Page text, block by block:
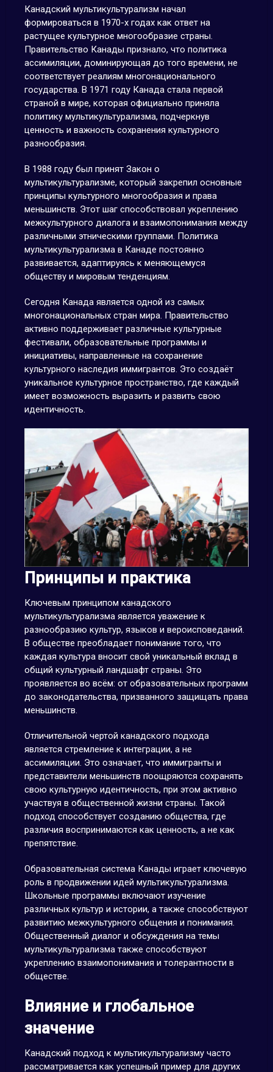
Канадский мультикультурализм начал
формироваться в 1970-х годах как ответ на
растущее культурное многообразие страны.
Правительство Канады признало, что политика
ассимиляции, доминирующая до того времени, не
соответствует реалиям многонационального
государства. В 1971 году Канада стала первой
страной в мире, которая официально приняла
политику мультикультурализма, подчеркнув
ценность и важность сохранения культурного
разнообразия.
В 1988 году был принят Закон о
мультикультурализме, который закрепил основные
принципы культурного многообразия и права
меньшинств. Этот шаг способствовал укреплению
межкультурного диалога и взаимопонимания между
различными этническими группами. Политика
мультикультурализма в Канаде постоянно
развивается, адаптируясь к меняющемуся
обществу и мировым тенденциям.
Сегодня Канада является одной из самых
многонациональных стран мира. Правительство
активно поддерживает различные культурные
фестивали, образовательные программы и
инициативы, направленные на сохранение
культурного наследия иммигрантов. Это создаёт
уникальное культурное пространство, где каждый
имеет возможность выразить и развить свою
идентичность.
Принципы и практика
Ключевым принципом канадского
мультикультурализма является уважение к
разнообразию культур, языков и вероисповеданий.
В обществе преобладает понимание того, что
каждая культура вносит свой уникальный вклад в
общий культурный ландшафт страны. Это
проявляется во всём: от образовательных программ
до законодательства, призванного защищать права
меньшинств.
Отличительной чертой канадского подхода
является стремление к интеграции, а не
ассимиляции. Это означает, что иммигранты и
представители меньшинств поощряются сохранять
свою культурную идентичность, при этом активно
участвуя в общественной жизни страны. Такой
подход способствует созданию общества, где
различия воспринимаются как ценность, а не как
препятствие.
Образовательная система Канады играет ключевую
роль в продвижении идей мультикультурализма.
Школьные программы включают изучение
различных культур и истории, а также способствуют
развитию межкультурного общения и понимания.
Общественный диалог и обсуждения на темы
мультикультурализма также способствуют
укреплению взаимопонимания и толерантности в
обществе.
Влияние и глобальное
значение
Канадский подход к мультикультурализму часто
рассматривается как успешный пример для других